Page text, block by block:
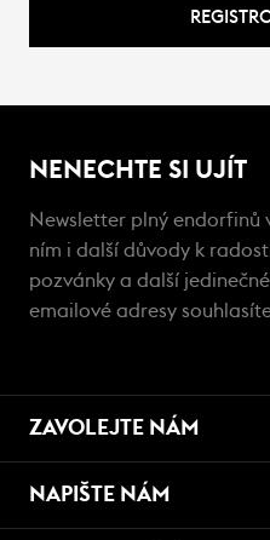
NENECHTE SI UJÍT
Newsletter plný endorfinů
ním i další důvody k
pozvánky a další
emailové adresy
ZAVOLEJTE NÁM
NAPIŠTE NÁM